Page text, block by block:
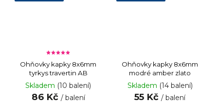
Ohňovky kapky 8x6mm
tyrkys travertin AB
Skladem (10 balení)
86 Kč / balení
Ohňovky kapky 8x6mm
modré amber zlato
Skladem (14 balení)
55 Kč / balení